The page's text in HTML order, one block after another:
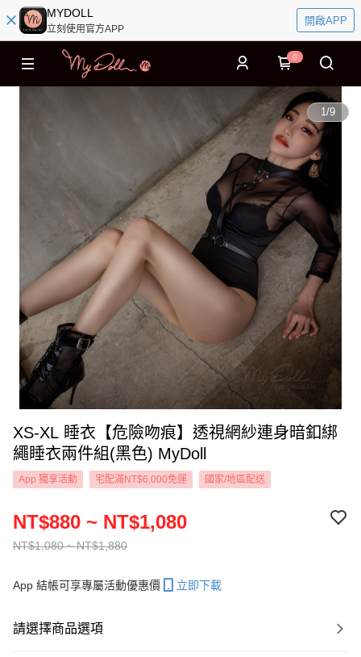
MYDOLL
立刻使用官方APP
開啟APP
0
1/9
XS-XL 睡衣【危險吻痕】透視網紗連身暗釦綁
繩睡衣兩件組(黑色) MyDoll
App 獨享活動 宅配滿NT$6,000免運 國家/地區配送
NT$1,080 ~ NT$1,880
NT$880 ~ NT$1,080
App 結帳可享專屬活動優惠價 立即下載
請選擇商品選項